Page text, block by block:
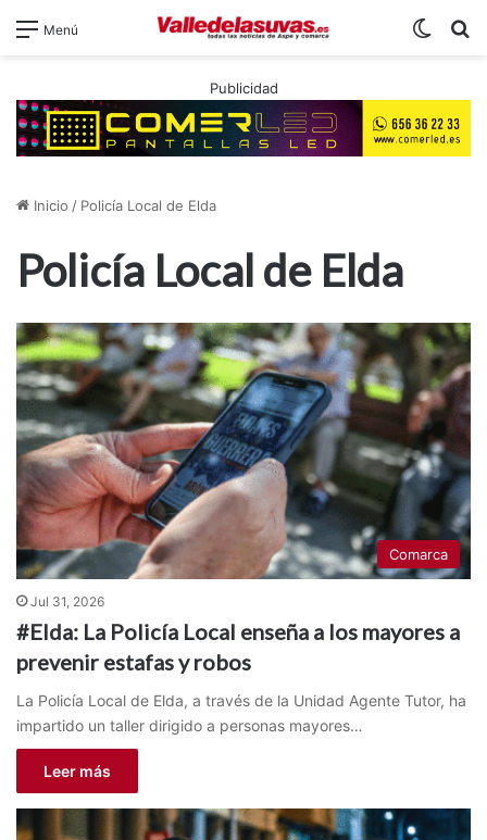
Menú
Publicidad
Inicio / Policía Local de Elda
Policía Local de Elda
Comarca
Jul 31, 2026
#Elda: La Policía Local enseña a los mayores a
prevenir estafas y robos
La Policía Local de Elda, a través de la Unidad Agente Tutor, ha
impartido un taller dirigido a personas mayores…
Leer más